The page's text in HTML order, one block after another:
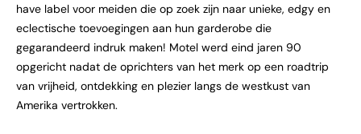
have label voor meiden die op zoek zijn naar unieke, edgy en
eclectische toevoegingen aan hun garderobe die
gegarandeerd indruk maken! Motel werd eind jaren 90
opgericht nadat de oprichters van het merk op een roadtrip
van vrijheid, ontdekking en plezier langs de westkust van
Amerika vertrokken.